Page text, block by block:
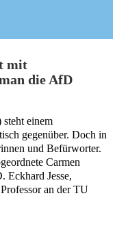
mit
die AfD
einem
gegenüber. Doch in
und Befürworter.
Carmen
Eckhard Jesse,
an der TU